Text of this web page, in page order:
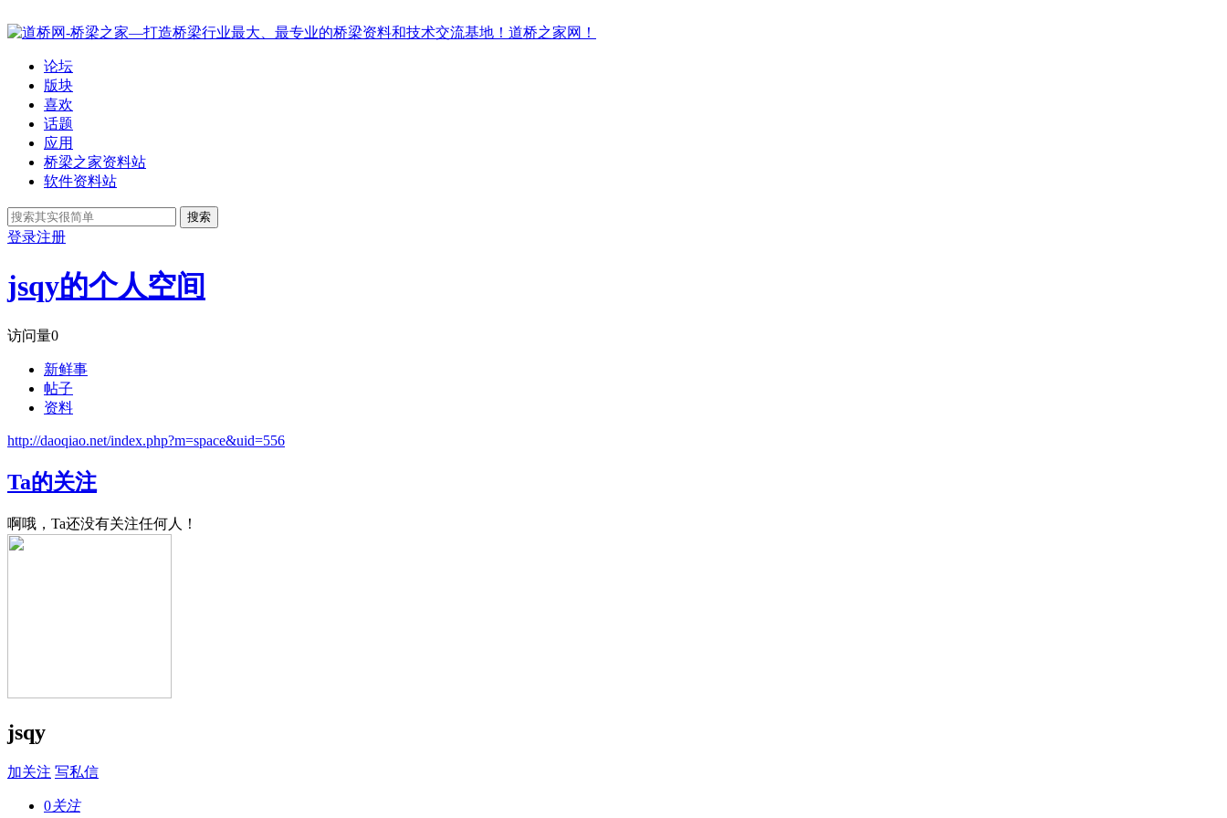
论坛
版块
喜欢
话题
应用
桥梁之家资料站
软件资料站
搜索
登录注册
jsqy的个人空间
访问量0
新鲜事
帖子
资料
http://daoqiao.net/index.php?m=space&uid=556
Ta的关注
啊哦，Ta还没有关注任何人！
jsqy
加关注 写私信
0关注